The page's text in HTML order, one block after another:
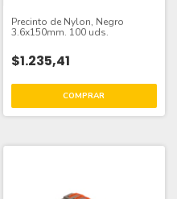
Precinto de Nylon, Negro
3.6x150mm. 100 uds.
$1.235,41